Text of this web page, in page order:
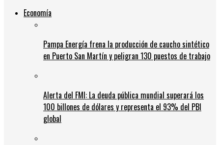
Economía
Pampa Energía frena la producción de caucho sintético
en Puerto San Martín y peligran 130 puestos de trabajo
Alerta del FMI: La deuda pública mundial superará los
100 billones de dólares y representa el 93% del PBI
global